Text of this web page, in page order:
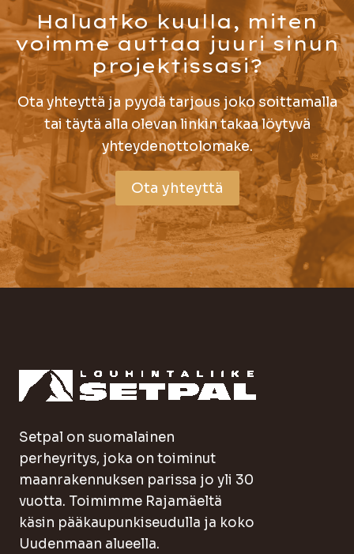
Haluatko kuulla, miten
voimme auttaa juuri sinun
projektissasi?
Ota yhteyttä ja pyydä tarjous joko soittamalla
tai täytä alla olevan linkin takaa löytyvä
yhteydenottolomake.
Ota yhteyttä
Setpal on suomalainen
perheyritys, joka on toiminut
maanrakennuksen parissa jo yli 30
vuotta. Toimimme Rajamäeltä
käsin pääkaupunkiseudulla ja koko
Uudenmaan alueella.